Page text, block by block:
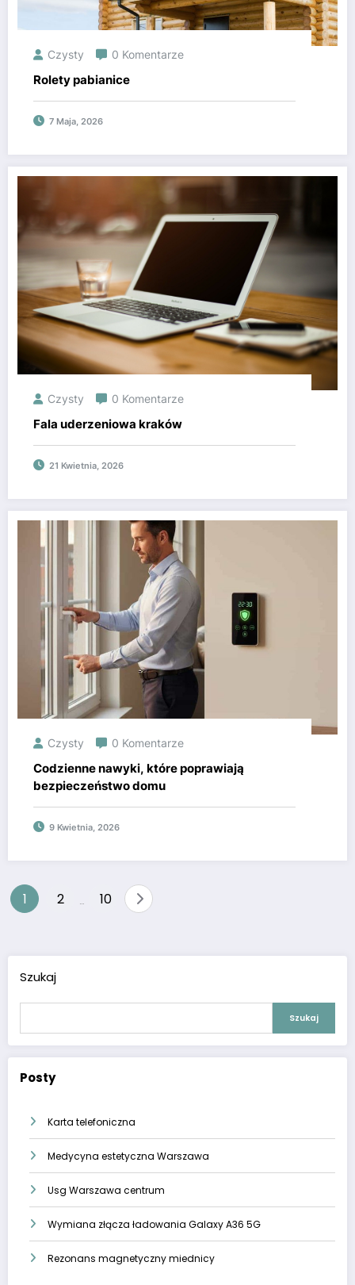
Czysty 0 Komentarze
Rolety pabianice
7 Maja, 2026
Czysty 0 Komentarze
Fala uderzeniowa kraków
21 Kwietnia, 2026
Czysty 0 Komentarze
Codzienne nawyki, które poprawiają
bezpieczeństwo domu
9 Kwietnia, 2026
Nawigacja
1 2 10
Szukaj
Szukaj
Posty
Karta telefoniczna
Medycyna estetyczna Warszawa
Usg Warszawa centrum
Wymiana złącza ładowania Galaxy A36 5G
Rezonans magnetyczny miednicy